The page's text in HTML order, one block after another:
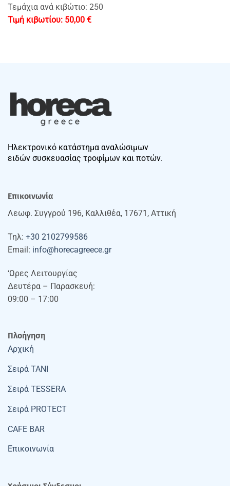
Τεμάχια ανά κιβώτιο: 250
50,00 €
Ηλεκτρονικό κατάστημα αναλώσιμων
ειδών συσκευασίας τροφίμων και ποτών.
Επικοινωνία
Λεωφ. Συγγρού 196, Καλλιθέα, 17671, Αττική
Τηλ: +30 2102799586
Email: info@horecagreece.gr
‘Ωρες Λειτουργίας
Δευτέρα – Παρασκευή:
09:00 – 17:00
Πλοήγηση
Αρχική
Σειρά TANI
Σειρά TESSERA
Σειρά PROTECT
CAFE BAR
Επικοινωνία